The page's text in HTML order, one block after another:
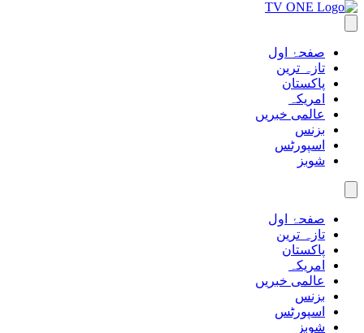
صفحۂ اول
تازہ ترین
پاکستان
امریکہ
عالمی خبریں
بزنس
اسپورٹس
شوبز
صفحۂ اول
تازہ ترین
پاکستان
امریکہ
عالمی خبریں
بزنس
اسپورٹس
شوبز